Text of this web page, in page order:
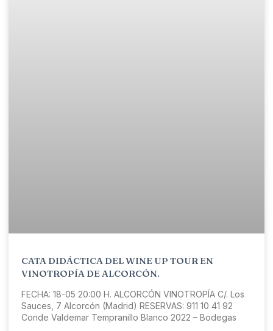
CATA DIDÁCTICA DEL WINE UP TOUR EN
VINOTROPÍA DE ALCORCÓN.
FECHA: 18-05 20:00 H. ALCORCÓN VINOTROPÍA C/. Los
Sauces, 7 Alcorcón (Madrid) RESERVAS: 911 10 41 92
Conde Valdemar Tempranillo Blanco 2022 – Bodegas